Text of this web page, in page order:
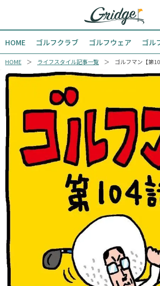
HOME ゴルフクラブ ゴルフウェア ゴル
HOME ライフスタイル記事一覧 ゴルフマン【第